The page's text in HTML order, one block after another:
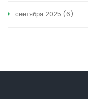
сентября 2025 (6)